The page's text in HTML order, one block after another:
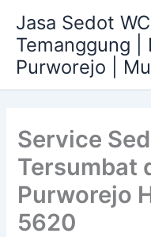
content
Jasa Sedot
Temanggung |
Purworejo |
Service
Tersumbat
Purworejo
5620